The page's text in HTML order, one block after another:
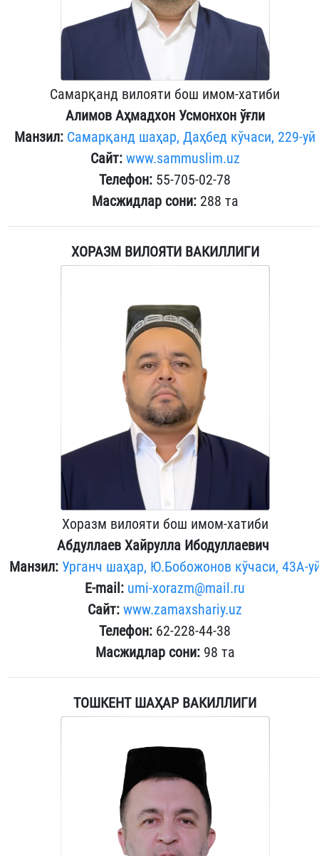
Самарқанд вилояти бош имом-хатиби
Алимов Аҳмадхон Усмонхон ўғли
Манзил: Самарқанд шаҳар, Даҳбед кўчаси, 229-уй
Сайт: www.sammuslim.uz
Телефон: 55-705-02-78
Масжидлар сони:288 та
ХОРАЗМ ВИЛОЯТИ ВАКИЛЛИГИ
Хоразм вилояти бош имом-хатиби
Абдуллаев Хайрулла Ибодуллаевич ​
Манзил: Урганч шаҳар, Ю.Бобожонов кўчаси, 43А-
E-mail: umi-xorazm@mail.ru
Сайт: www.zamaxshariy.uz
Телефон: 62-228-44-38
Масжидлар сони:98 та
ТОШКЕНТ ШАҲАР ВАКИЛЛИГИ